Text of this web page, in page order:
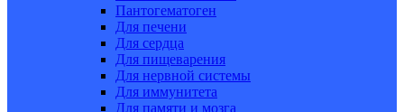
Пантогематоген
Для печени
Для сердца
Для пищеварения
Для нервной системы
Для иммунитета
Для памяти и мозга